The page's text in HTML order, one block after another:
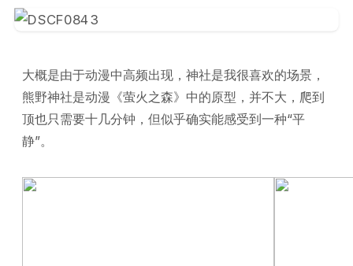
大概是由于动漫中高频出现，神社是我很喜欢的场景，
熊野神社是动漫《萤火之森》中的原型，并不大，爬到
顶也只需要十几分钟，但似乎确实能感受到一种“平
静”。